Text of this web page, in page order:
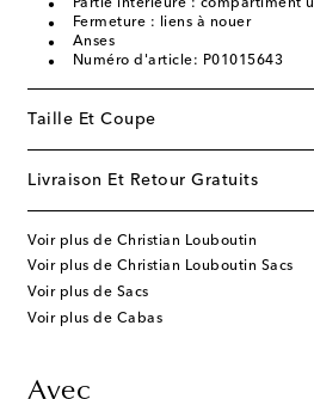
Partie intérieure : compartiment
Fermeture : liens à nouer
Anses
Numéro d'article: P01015643
Taille Et Coupe
Livraison Et Retour Gratuits
Voir plus de Christian Louboutin
Voir plus de Christian Louboutin Sacs
Voir plus de Sacs
Voir plus de Cabas
Avec